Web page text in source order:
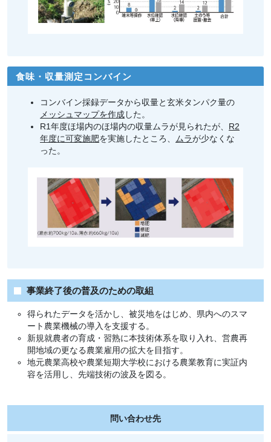
食味・収量測定コンバイン
コンバイン採録データから収量と玄米タンパク量の
メッシュマップを作成した。
R1年度ほ場内のほ場内の収量ムラが見られたが、 R2
年度に可変施肥を実施したところ、 ムラが少なくな
った。
事業終了後の普及のための取組
得られたデータを活かし、被災地をはじめ、県内へのスマ
ート農業機械の導入を支援する。
新規就農者の育成・習熟に本技術体系を取り入れ、営農再
開地域の更なる農業雇用の拡大を目指す。
地元農業高校や農業短期大学校における農業教育に実証内
容を活用し、先端技術の波及を図る。
問い合わせ先